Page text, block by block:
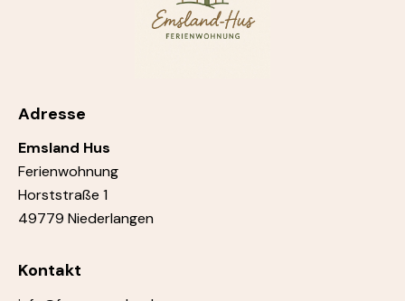
Adresse
Emsland Hus
Ferienwohnung
Horststraße 1
49779 Niederlangen
Kontakt